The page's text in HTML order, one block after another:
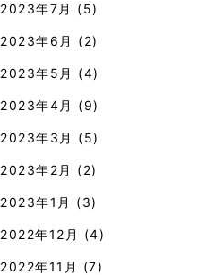
2023年7月 (5)
2023年6月 (2)
2023年5月 (4)
2023年4月 (9)
2023年3月 (5)
2023年2月 (2)
2023年1月 (3)
2022年12月 (4)
2022年11月 (7)